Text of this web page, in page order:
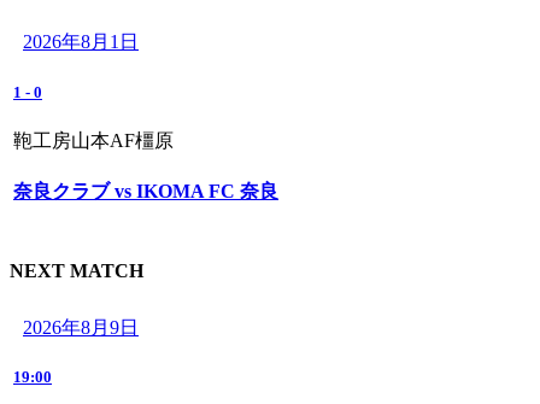
2026年8月1日
1 - 0
鞄工房山本AF橿原
奈良クラブ vs IKOMA FC 奈良
NEXT MATCH
2026年8月9日
19:00